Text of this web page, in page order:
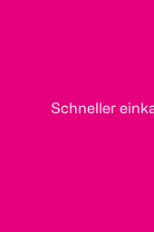
Schneller